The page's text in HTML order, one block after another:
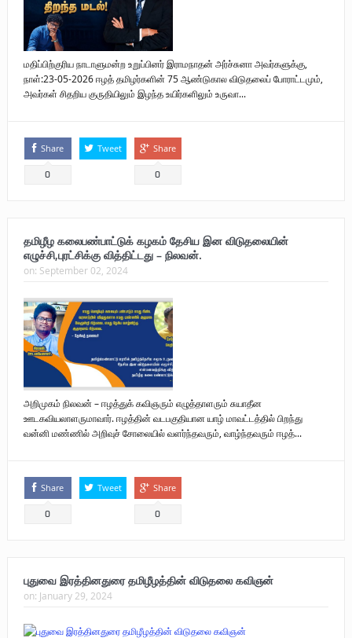
மதிப்பிற்குரிய நாடாளுமன்ற உறுப்பினர் இராமநாதன் அர்ச்சுனா அவர்களுக்கு,
நாள்:23-05-2026 ஈழத் தமிழர்களின் 75 ஆண்டுகால விடுதலைப் போராட்டமும்,
அவர்கள் சிதறிய குருதியிலும் இழந்த உயிர்களிலும் உருவா...
Share
0
Tweet Share
0
தமிழீழ கலைபண்பாட்டுக் கழகம் தேசிய இன விடுதலையின்
எழுச்சி,புரட்சிக்கு வித்திட்டது – நிலவன்.
on: September 02, 2024
அறிமுகம் நிலவன் – ஈழத்துக் கவிஞரும் எழுத்தாளரும் சுயாதீன
ஊடகவியலாளருமாவார். ஈழத்தின் வடபகுதியான யாழ் மாவட்டத்தில் பிறந்து
வன்னி மண்ணில் அறிவுச் சோலையில் வளர்ந்தவரும், வாழ்ந்தவரும் ஈழத்...
Share
0
Tweet Share
0
புதுவை இரத்தினதுரை தமிழீழத்தின் விடுதலை கவிஞன்
on: January 29, 2024